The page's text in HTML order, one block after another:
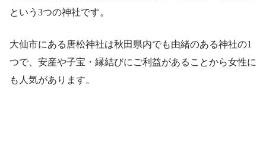
という3つの神社です。
大仙市にある唐松神社は秋田県内でも由緒のある神社の1
つで、安産や子宝・縁結びにご利益があることから女性に
も人気があります。